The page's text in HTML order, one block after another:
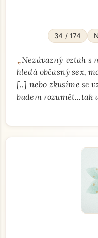
34 / 174
„Nezávazný vztah s
hledá občasný sex,
[..] nebo zkusíme se
budem rozumět...tak